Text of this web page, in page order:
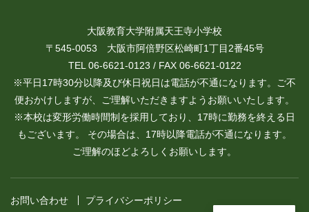
大阪教育大学附属天王寺小学校
〒545-0053 大阪市阿倍野区松崎町1丁目2番45号
TEL 06-6621-0123 / FAX 06-6621-0122
※平日17時30分以降及び休日祝日は電話が不通になります。ご不
便おかけしますが、ご理解いただきますようお願いいたします。
※本校は変形労働時間制を採用しており、17時に勤務を終える日
もございます。 その場合は、17時以降電話が不通になります。
ご理解のほどよろしくお願いします。
お問い合わせ プライバシーポリシー